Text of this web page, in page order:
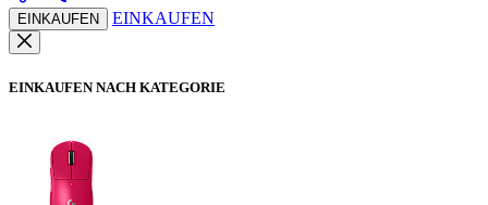
EINKAUFEN EINKAUFEN
EINKAUFEN NACH KATEGORIE